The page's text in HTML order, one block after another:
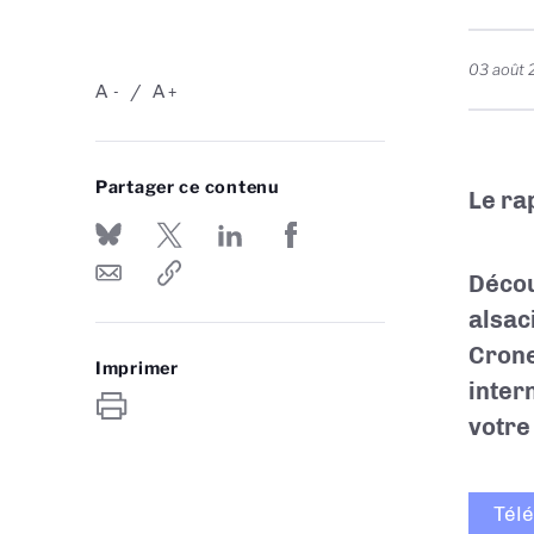
-
A +
A
Partager ce contenu
Imprimer
03 août
Le
votre